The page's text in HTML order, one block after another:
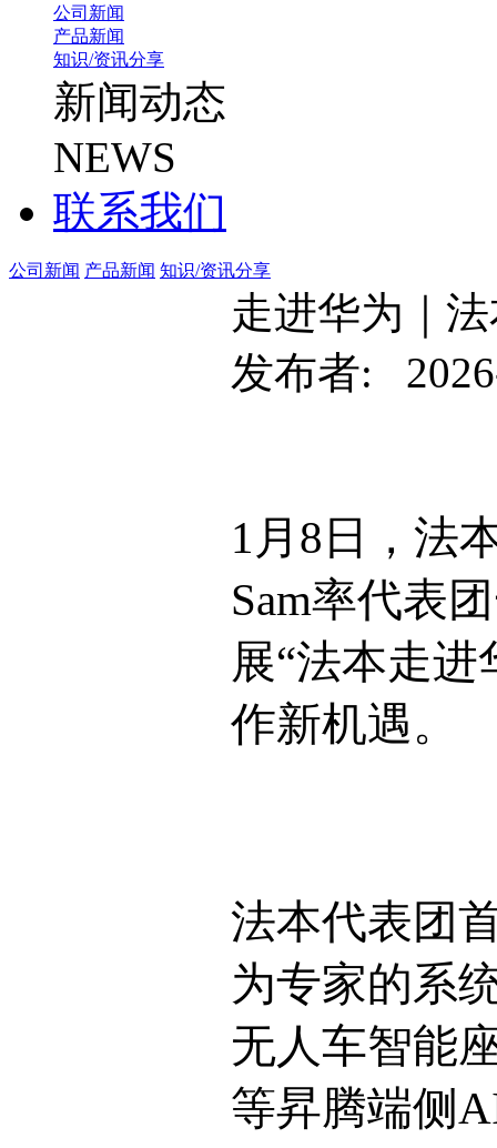
公司新闻
产品新闻
知识/资讯分享
新闻动态
NEWS
联系我们
公司新闻 产品新闻 知识/资讯分享
走进华为｜
发布者:
1月8日，法
Sam率代表
展“法本走
作新机遇。
法本代表团
为专家的系
无人车智能
等昇腾端侧